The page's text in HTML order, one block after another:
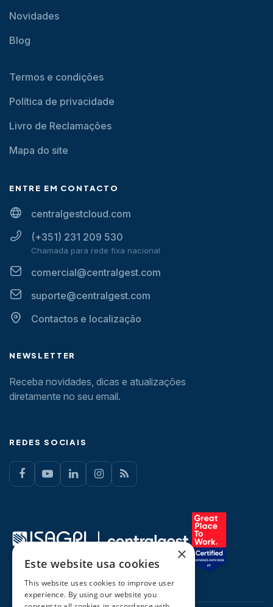
Novidades
Blog
Termos e condições
Política de privacidade
Livro de Reclamações
Mapa do site
ENTRE EM CONTACTO
centralgestcloud.com
(+351) 231 209 530
Chamada para rede fixa nacional
comercial@centralgest.com
suporte@centralgest.com
Contactos e localização
NEWSLETTER
Receba novidades, dicas e atualizações
diretamente no seu email.
REDES SOCIAIS
×
Este website usa cookies
This website uses cookies to improve user
experience. By using our website you